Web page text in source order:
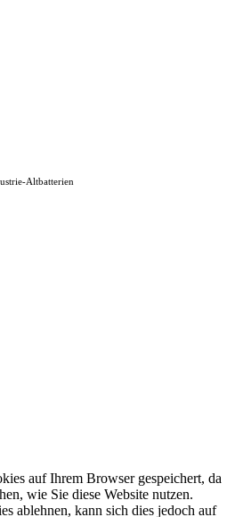
Altbatterien
auf Ihrem Browser gespeichert, da
wie Sie diese Website nutzen.
ablehnen, kann sich dies jedoch auf